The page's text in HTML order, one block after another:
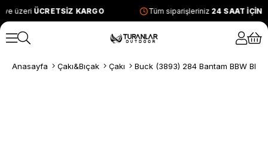
ve üzeri ÜCRETSİZ KARGO Tüm siparişleriniz 24 SAAT
Anasayfa Çakı&Bıçak Çakı Buck (3893) 284 Bantam BBW